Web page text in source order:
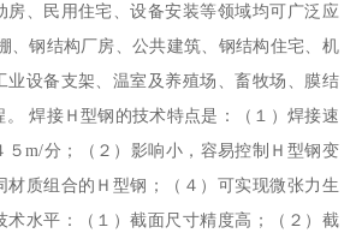
房、民用住宅、设备安装等领域均可广泛应
、钢结构厂房、公共建筑、钢结构住宅、机
业设备支架、温室及养殖场、畜牧场、膜结
焊接Ｈ型钢的技术特点是：（１）焊接速
５m/分；（２）影响小，容易控制Ｈ型钢变
材质组合的Ｈ型钢；（４）可实现微张力生
术水平：（１）截面尺寸精度高；（２）截